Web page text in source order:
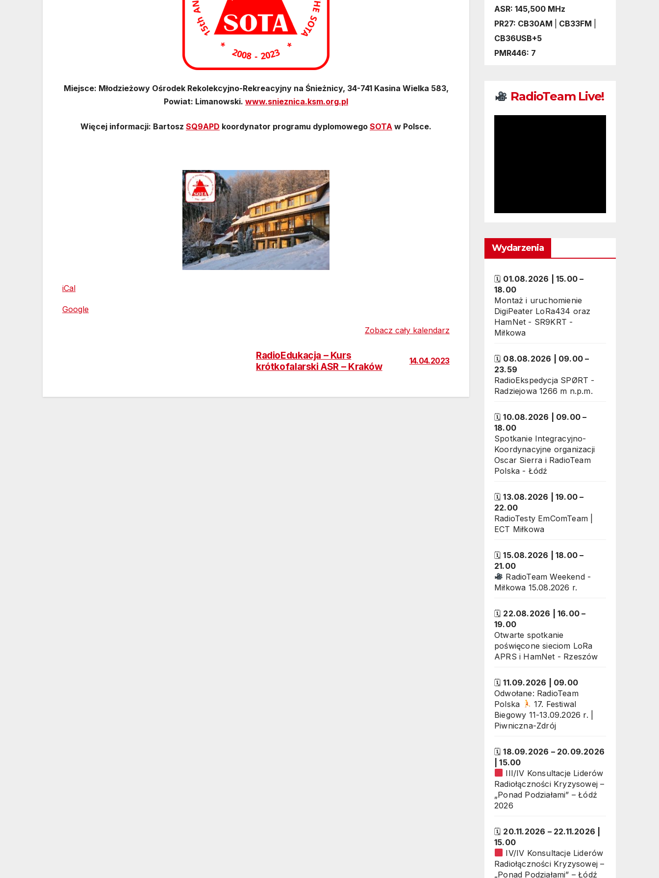
Miejsce: Młodzieżowy Ośrodek Rekolekcyjno-Rekreacyjny na Śnieżnicy, 34-741 Kasina Wielka 583,
Powiat: Limanowski. www.snieznica.ksm.org.pl
Więcej informacji: Bartosz SQ9APD koordynator programu dyplomowego SOTA w Polsce.
iCal
Google
Zobacz cały kalendarz
RadioEdukacja – Kurs
krótkofalarski ASR – Kraków
14.04.2023
ASR: 145,500 MHz
PR27: CB30AM
CB33FM
CB36USB+5
PMR446: 7
RadioTeam Live!
Wydarzenia
🗓 01.08.2026 |15.00 –
18.00
Montaż i uruchomienie
DigiPeater LoRa434 oraz
HamNet - SR9KRT -
Miłkowa
🗓 08.08.2026 09.00 –
23.59
RadioEkspedycja SPØRT -
Radziejowa 1266 m n.p.m.
🗓10.08.2026 09.00 –
18.00
Spotkanie Integracyjno-
Koordynacyjne organizacji
Oscar Sierra i RadioTeam
Polska - Łódź
🗓13.08.2026 |19.00 –
22.00
RadioTesty EmComTeam |
ECT Miłkowa
🗓15.08.2026 |18.00 –
21.00
RadioTeam Weekend -
Miłkowa 15.08.2026 r.
🗓 22.08.2026 |16.00 –
19.00
Otwarte spotkanie
poświęcone sieciom LoRa
APRS i HamNet - Rzeszów
🗓11.09.2026 | 09.00
Odwołane: RadioTeam
Polska
17. Festiwal
Biegowy 11-13.09.2026 r. |
Piwniczna-Zdrój
🗓18.09.2026 – 20.09.2026
| 15.00
III/IV Konsultacje Liderów
Radiołączności Kryzysowej –
„Ponad Podziałami” – Łódź
2026
🗓 20.11.2026 – 22.11.2026
15.00
IV/IV Konsultacje Liderów
Radiołączności Kryzysowej –
„Ponad Podziałami” – Łódź